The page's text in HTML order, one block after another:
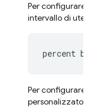
Per configurare un
intervallo di utenti
percent
Per configurare un
personalizzato: